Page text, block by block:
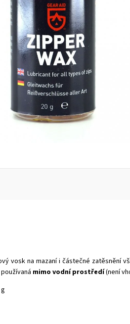
vosk na mazaní i částečné zatěsnění
mimo vodní prostředí(není